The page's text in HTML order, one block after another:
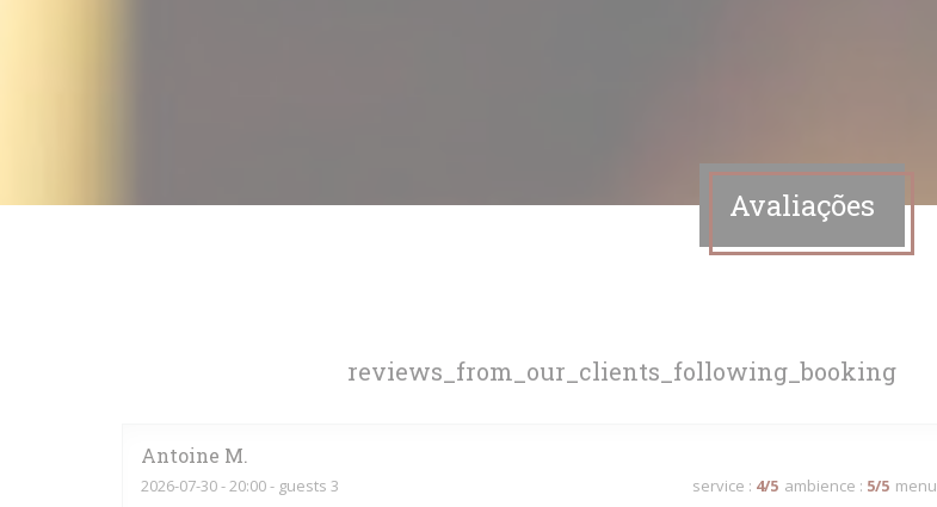
Avaliações
reviews_from_our_clients_following_booking
Antoine M
2026-07-30- 20:00 - guests 3 service : 4/5 ambience : 5/5 menu